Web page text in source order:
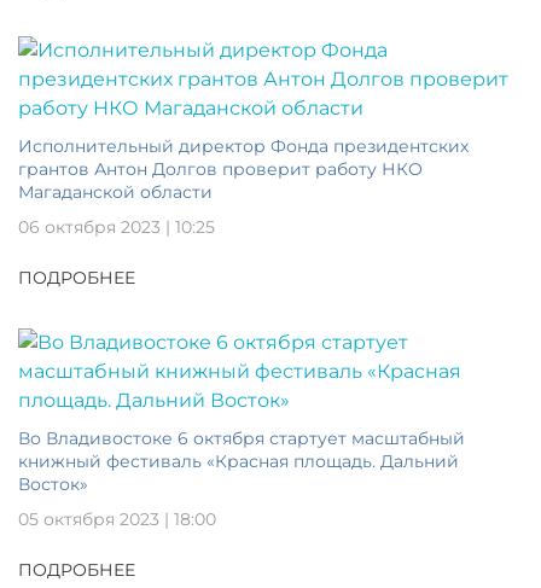
Исполнительный директор Фонда президентских
грантов Антон Долгов проверит работу НКО
Магаданской области
06 октября 2023 | 10:25
ПОДРОБНЕЕ
Во Владивостоке 6 октября стартует масштабный
книжный фестиваль «Красная площадь. Дальний
Восток»
05 октября 2023 | 18:00
ПОДРОБНЕЕ